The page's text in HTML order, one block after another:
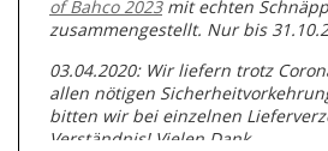
of Bahco 2023mit echten
zusammengestellt. Nur bis
03.04.2020: Wir liefern trotz
allen nötigen
bitten wir bei einzelnen
Verständnis! Vielen Dank.